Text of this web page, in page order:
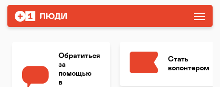
Обратиться
за
помощью
в
Стать
волонтером